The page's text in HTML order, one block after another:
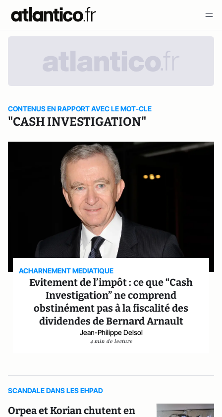
CONTENUS EN RAPPORT AVEC LE MOT-CLE
"CASH INVESTIGATION"
ACHARNEMENT MEDIATIQUE
Evitement de l’impôt : ce que “Cash
Investigation” ne comprend
obstinément pas à la fiscalité des
dividendes de Bernard Arnault
Jean-Philippe Delsol
4 min de lecture
SCANDALE DANS LES EHPAD
Orpea et Korian chutent en